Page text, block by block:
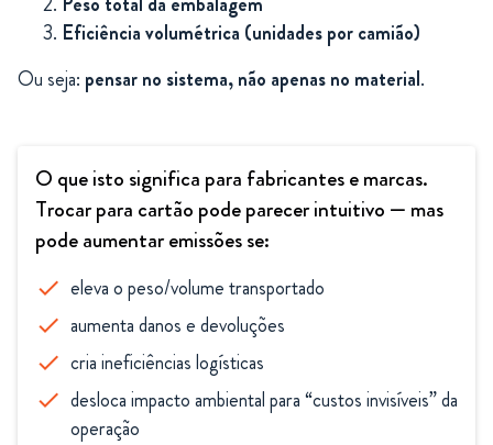
Eficiência volumétrica (unidades por camião)
Ou seja: pensar no sistema, não apenas no material.
O que isto significa para fabricantes e marcas.
Trocar para cartão pode parecer intuitivo — mas
pode aumentar emissões se:
check eleva o peso/volume transportado
check aumenta danos e devoluções
check cria ineficiências logísticas
check desloca impacto ambiental para “custos invisíveis” da
operação